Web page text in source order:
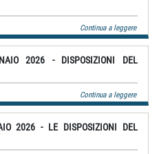
Continua a leggere
2026 - DISPOSIZIONI DEL
Continua a leggere
2026 - LE DISPOSIZIONI DEL